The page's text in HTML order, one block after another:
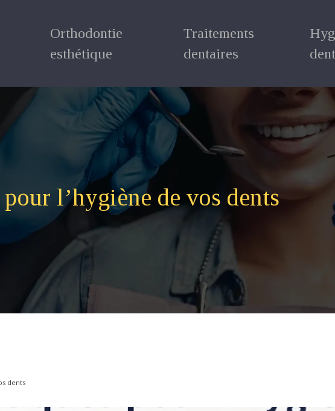
Orthodontie
esthétique
Traitements
dentaires
l’hygiène de vos dents
dents